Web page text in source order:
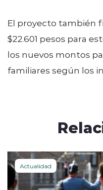
El proyecto también
$22.601 pesos para
los nuevos montos
familiares según los
Actualidad